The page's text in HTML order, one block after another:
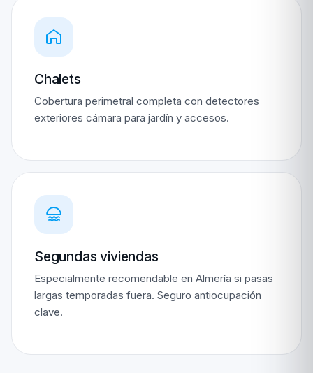
Chalets
Cobertura perimetral completa con detectores
exteriores cámara para jardín y accesos.
Segundas viviendas
Especialmente recomendable en Almería si pasas
largas temporadas fuera. Seguro antiocupación
clave.